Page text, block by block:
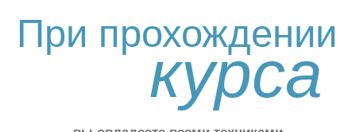
Это уникальный
сертификационный